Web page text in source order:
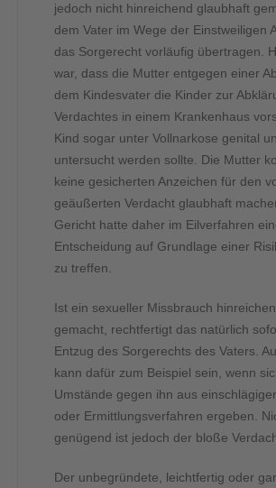
jedoch nicht hinreichend glaubhaft
dem Vater im Wege der Einstweiligen
das Sorgerecht vorläufig übertragen.
war, dass die Mutter entgegen einer
dem Kindesvater die Kinder zur
Verdachtes in einem Krankenhaus
Kind sogar unter Vollnarkose genital
untersucht werden sollte. Die Mutter
keine gesicherten Anzeichen für den
geäußerten Verdacht glaubhaft
Gericht hatte daher im Eilverfahren
Entscheidung auf Grundlage einer
zu treffen.
Ist ein sexueller Missbrauch
gemacht, rechtfertigt das natürlich
Entzug des Sorgerechts des Vaters.
kann dafür zum Beispiel sein, wenn
Umstände gegen ihn aus
oder Ermittlungsverfahren ergeben.
genügend ist jedoch der bloße
Der unbegründete, leichtfertig oder